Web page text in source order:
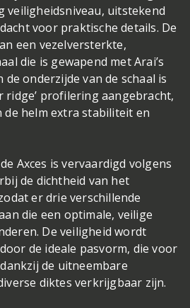
veiligheidsniveau, uitstekend
voor praktische details. De
een vezelversterkte,
die is gewapend met Arai’s
de onderzijde van de schaal is
ridge’ profilering aangebracht,
de helm extra stabiliteit en
Axces is vervaardigd volgens
de dichtheid van het
er drie verschillende
die een optimale, veilige
De veiligheid wordt
de ideale pasvorm, die voor
de uitneembare
diktes verkrijgbaar zijn.